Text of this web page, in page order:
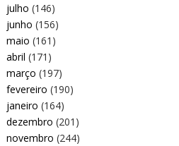
julho (146)
junho (156)
maio (161)
abril (171)
março (197)
fevereiro (190)
janeiro (164)
dezembro (201)
novembro (244)